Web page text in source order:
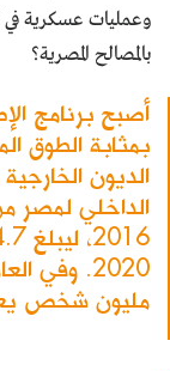
وعمليات عسكرية في
بالمصالح المصرية؟
بمثابة الطوق
الديون
مليون شخص